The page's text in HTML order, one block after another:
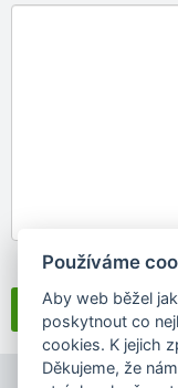
Souhlasím se
Používáme
Aby web běžel
poskytnout co
cookies. K jejich
Děkujeme, že